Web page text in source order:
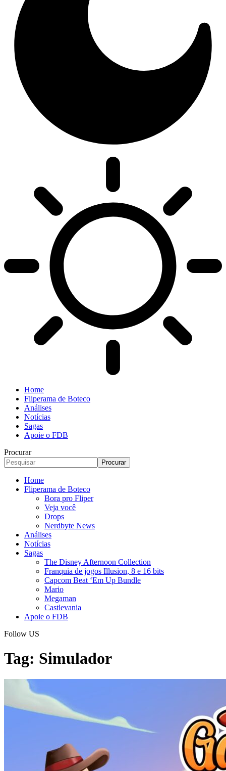
Home
Fliperama de Boteco
Análises
Notícias
Sagas
Apoie o FDB
Procurar
Home
Fliperama de Boteco
Bora pro Fliper
Veja você
Drops
Nerdbyte News
Análises
Notícias
Sagas
The Disney Afternoon Collection
Franquia de jogos Illusion, 8 e 16 bits
Capcom Beat ‘Em Up Bundle
Mario
Megaman
Castlevania
Apoie o FDB
Follow US
Tag: Simulador